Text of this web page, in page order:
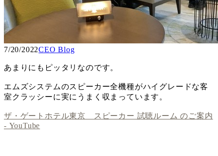
7/20/2022CEO Blog
あまりにもピッタリなのです。
エムズシステムのスピーカー全機種がハイグレードな客
室クラッシーに実にうまく収まっています。
ザ・ゲートホテル東京 スピーカー 試聴ルーム のご案内
- YouTube